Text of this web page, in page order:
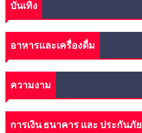
บันเทิง
อาหารและเครื่องดื่ม
ความงาม
การเงิน ธนาคาร และ ประกันภัย